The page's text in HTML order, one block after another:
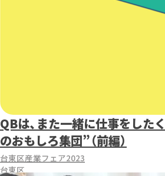
QBは、また一緒に仕事をした
のおもしろ集団”（前編）
台東区産業フェア2023
台東区